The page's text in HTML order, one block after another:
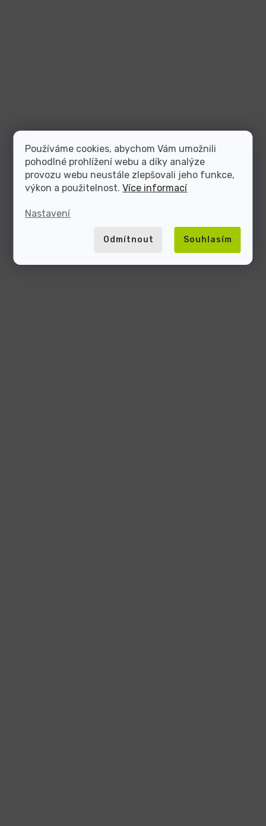
Používáme cookies, abychom Vám umožnili
pohodlné prohlížení webu a díky analýze
provozu webu neustále zlepšovali jeho funkce,
výkon a použitelnost.Více informací
Nastavení
Odmítnout Souhlasím